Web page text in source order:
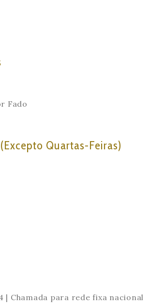
Fado
Quartas-Feiras)
| Chamada para rede fixa nacional